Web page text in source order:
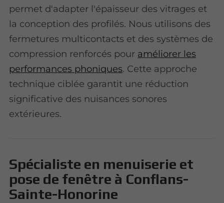
permet d'adapter l'épaisseur des vitrages et
la conception des profilés. Nous utilisons des
fermetures multicontacts et des systèmes de
compression renforcés pour améliorer les
performances phoniques. Cette approche
technique ciblée garantit une réduction
significative des nuisances sonores
extérieures.
Spécialiste en menuiserie et
pose de fenêtre à Conflans-
Sainte-Honorine